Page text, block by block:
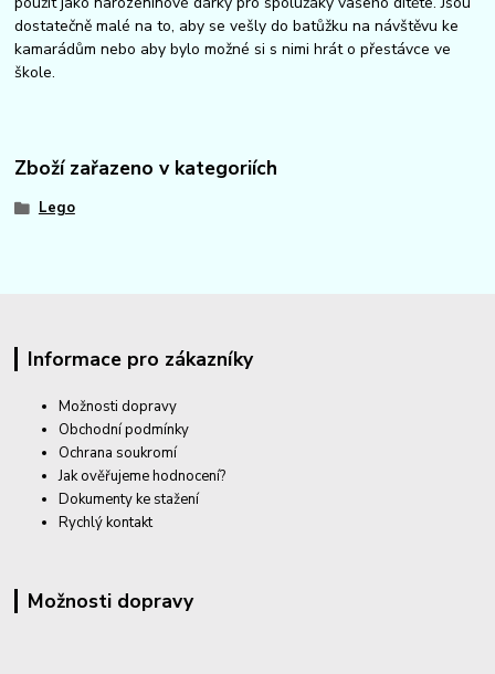
dostatečně malé na to, aby se vešly do batůžku na návštěvu ke
kamarádům nebo aby bylo možné si s nimi hrát o přestávce ve
škole.
Zboží zařazeno v kategoriích
Lego
Informace pro zákazníky
Možnosti dopravy
Obchodní podmínky
Ochrana soukromí
Jak ověřujeme hodnocení?
Dokumenty ke stažení
Rychlý kontakt
Možnosti dopravy